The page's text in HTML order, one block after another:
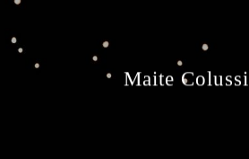
Maite Colussi